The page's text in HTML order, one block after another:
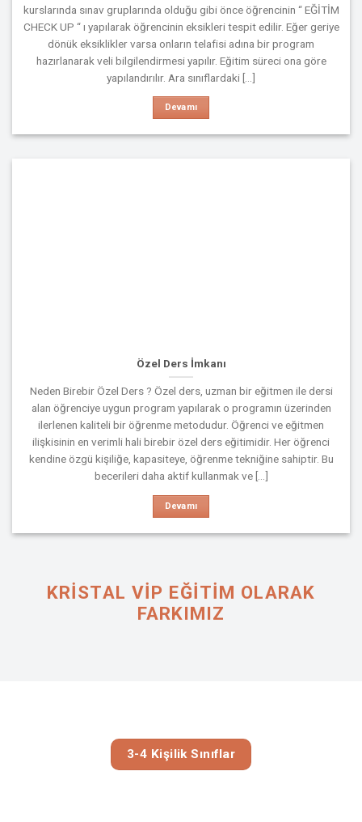
kurslarında sınav gruplarında olduğu gibi önce öğrencinin “ EĞİTİM
CHECK UP “ ı yapılarak öğrencinin eksikleri tespit edilir. Eğer geriye
dönük eksiklikler varsa onların telafisi adına bir program
hazırlanarak veli bilgilendirmesi yapılır. Eğitim süreci ona göre
yapılandırılır. Ara sınıflardaki [...]
Devamı
Özel Ders İmkanı
Neden Birebir Özel Ders ? Özel ders, uzman bir eğitmen ile dersi
alan öğrenciye uygun program yapılarak o programın üzerinden
ilerlenen kaliteli bir öğrenme metodudur. Öğrenci ve eğitmen
ilişkisinin en verimli hali birebir özel ders eğitimidir. Her öğrenci
kendine özgü kişiliğe, kapasiteye, öğrenme tekniğine sahiptir. Bu
becerileri daha aktif kullanmak ve [...]
Devamı
KRISTAL VIP EĞİTİM OLARAK
FARKIMIZ
3-4 Kişilik Sınıflar